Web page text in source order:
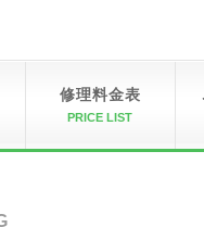
修理料金表
PRICE LIST